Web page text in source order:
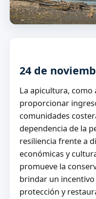
24 de
La apicultura, como
proporcionar
comunidades
dependencia de la
resiliencia frente a
económicas y
promueve la
brindar un
protección y